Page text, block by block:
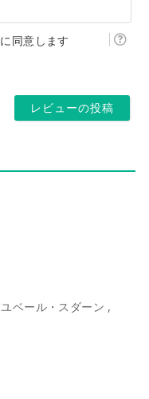
ア
ー
に同意します
ユベール・スダーン